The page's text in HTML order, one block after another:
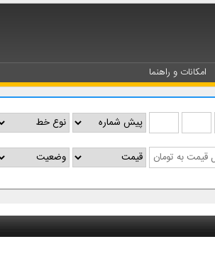
امکانات و راهنما